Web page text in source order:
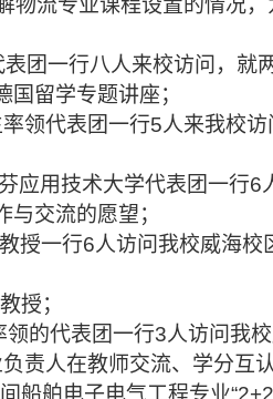
流专业课程设置的情况，
团一行八人来校访问，就
留学专题讲座；
领代表团一行5人来我校访
应用技术大学代表团一行6
交流的愿望；
授一行6人访问我校威海校
授；
的代表团一行3人访问我
责人在教师交流、学分互
船舶电子电气工程专业